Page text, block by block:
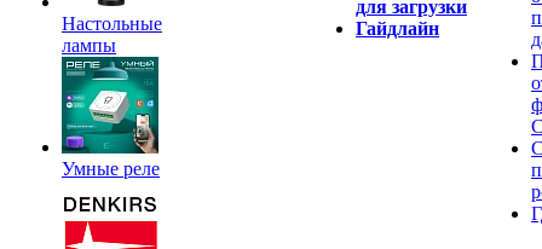
Настольные
лампы
Умные реле
для загрузки
Гайдлайн